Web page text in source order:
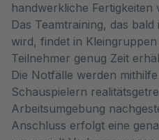
handwerkliche Fertigkeiten
Das Teamtraining, das
wird, findet in
Teilnehmer genug Zeit
Die Notfälle werden
Schauspielern
Arbeitsumgebung
Anschluss erfolgt eine